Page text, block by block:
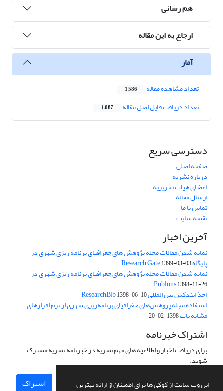
این وب سایت از کوکی ها برای اطمینان از ارائه بهترین
هم رسانی
ارجاع به این مقاله
آمار
تعداد مشاهده مقاله 1,586
تعداد دریافت فایل اصل مقاله 1,087
دسترسی سریع
صفحه اصلی
درباره نشریه
اعضای هیات تحریریه
ارسال مقاله
تماس با ما
نقشه سایت
آخرین اخبار
نمایه شدن مقالات مجله پژوهش های جغرافیای برنامه ریزی شهری در
پایگاه Research Gate1399-03-03
نمایه شدن مقالات مجله پژوهش های جغرافیای برنامه ریزی شهری در
Publons1398-11-26
اخذ ایندکس بین المللی ResearchBib1398-06-10
استفاده مجله پژوهش‌های جغرافیای برنامه‌ریزی شهری از نرم افزارهای
مشابه یاب1398-02-20
اشتراک خبرنامه
برای دریافت اخبار و اطلاعیه های مهم نشریه در خبرنامه نشریه مشترک
شوید.
اشتراک